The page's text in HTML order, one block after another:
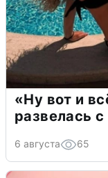
«Ну вот и
развелась
6 августа 65